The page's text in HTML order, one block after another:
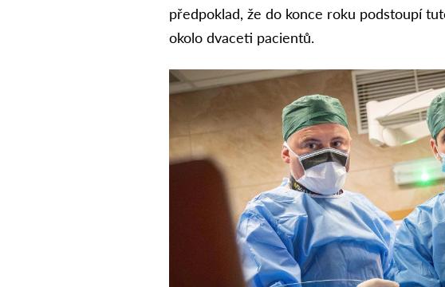
předpoklad, že do konce roku podstoupí
okolo dvaceti pacientů.